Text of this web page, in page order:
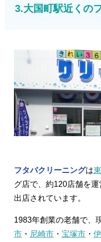
3.大国町駅近くの
フタバクリーニングは
グ店で、約120店舗を
出店されています。
1983年創業の老舗で、
市 ・ 尼崎市 ・ 宝塚市 ・